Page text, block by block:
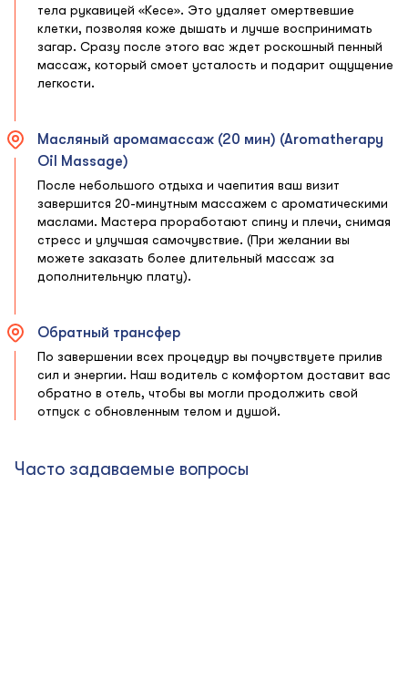
тела рукавицей «Кесе». Это удаляет омертвевшие
клетки, позволяя коже дышать и лучше воспринимать
загар. Сразу после этого вас ждет роскошный пенный
массаж, который смоет усталость и подарит ощущение
легкости.
Масляный аромамассаж (20 мин) (Aromatherapy
Oil Massage)
После небольшого отдыха и чаепития ваш визит
завершится 20-минутным массажем с ароматическими
маслами. Мастера проработают спину и плечи, снимая
стресс и улучшая самочувствие. (При желании вы
можете заказать более длительный массаж за
дополнительную плату).
Обратный трансфер
По завершении всех процедур вы почувствуете прилив
сил и энергии. Наш водитель с комфортом доставит вас
обратно в отель, чтобы вы могли продолжить свой
отпуск с обновленным телом и душой.
Часто задаваемые вопросы